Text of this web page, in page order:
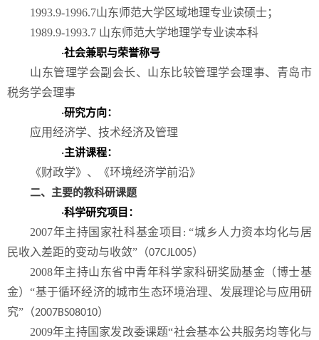
1993.9-1996.7山东师范大学区域地理专业读硕士；
1989.9-1993.7 山东师范大学地理学专业读本科
·社会兼职与荣誉称号
山东管理学会副会长、山东比较管理学会理事、青岛市
税务学会理事
·研究方向：
应用经济学、技术经济及管理
·主讲课程：
《财政学》、《环境经济学前沿》
二、主要的教科研课题
·科学研究项目：
2007年主持国家社科基金项目 :“城乡人力资本均化与居
民收入差距的变动与收敛”（07CJL005）
2008年主持山东省中青年科学家科研奖励基金（博士基
金）“基于循环经济的城市生态环境治理、发展理论与应用研
究”（2007BS08010）
2009年主持国家发改委课题“社会基本公共服务均等化与